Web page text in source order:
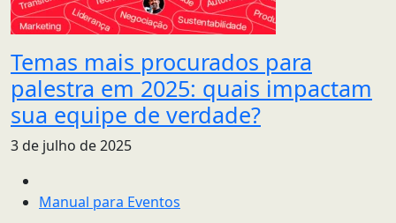
Temas mais procurados para
palestra em 2025: quais impactam
sua equipe de verdade?
3 de julho de 2025
Manual para Eventos